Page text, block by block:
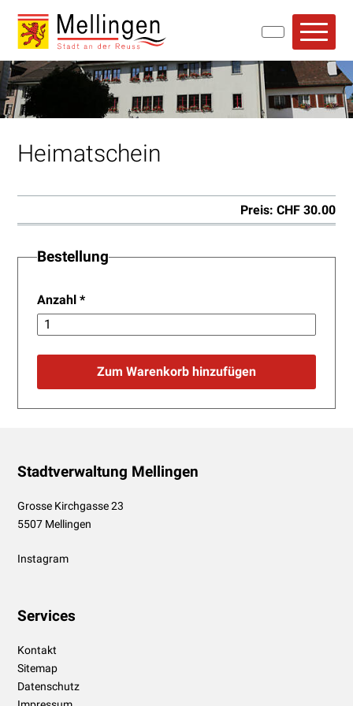
Navigieren in Mellingen
Schnellnavigation
Heimatschein
Preis: CHF 30.00
Bestellung
Anzahl*
Zum Warenkorb hinzufügen
Footer
Stadtverwaltung Mellingen
Grosse Kirchgasse 23
5507 Mellingen
Instagram
Services
Kontakt
Sitemap
Datenschutz